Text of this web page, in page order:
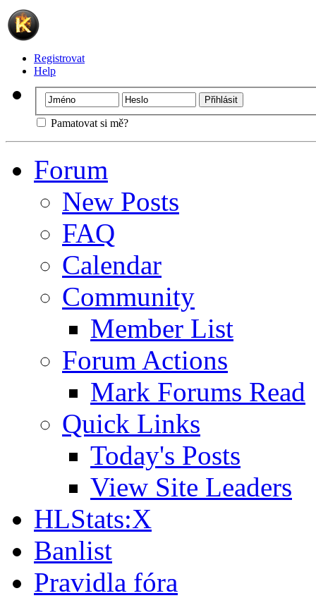
Registrovat
Help
Pamatovat si mě?
Forum
New Posts
FAQ
Calendar
Community
Member List
Forum Actions
Mark Forums Read
Quick Links
Today's Posts
View Site Leaders
HLStats:X
Banlist
Pravidla fóra